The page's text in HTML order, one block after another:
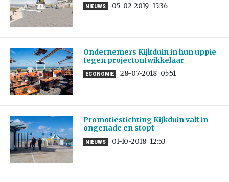
NIEUWS 05-02-2019 15:36
Ondernemers Kijkduin in hun uppie
tegen projectontwikkelaar
ECONOMIE 28-07-2018 05:51
Promotiestichting Kijkduin valt in
ongenade en stopt
NIEUWS 01-10-2018 12:53